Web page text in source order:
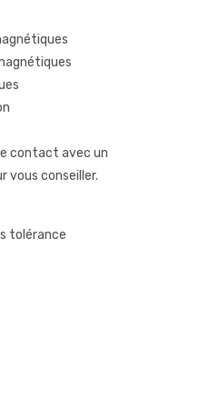
contact avec un
vous conseiller.
tolérance